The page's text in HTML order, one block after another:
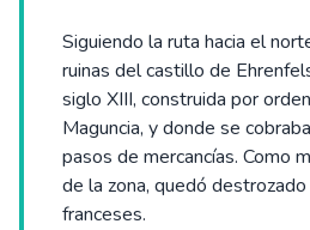
Siguiendo la ruta hacia el
ruinas del castillo de
siglo XIII, construida por
Maguncia, y donde se
pasos de mercancías. Como
de la zona, quedó
franceses.